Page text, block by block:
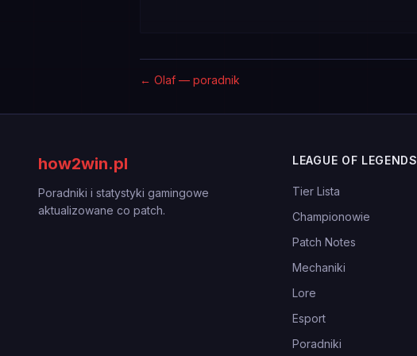
← Olaf — poradnik
how2win.pl
Poradniki i statystyki gamingowe
aktualizowane co patch.
LEAGUE OF LEGENDS
Tier Lista
Championowie
Patch Notes
Mechaniki
Lore
Esport
Poradniki